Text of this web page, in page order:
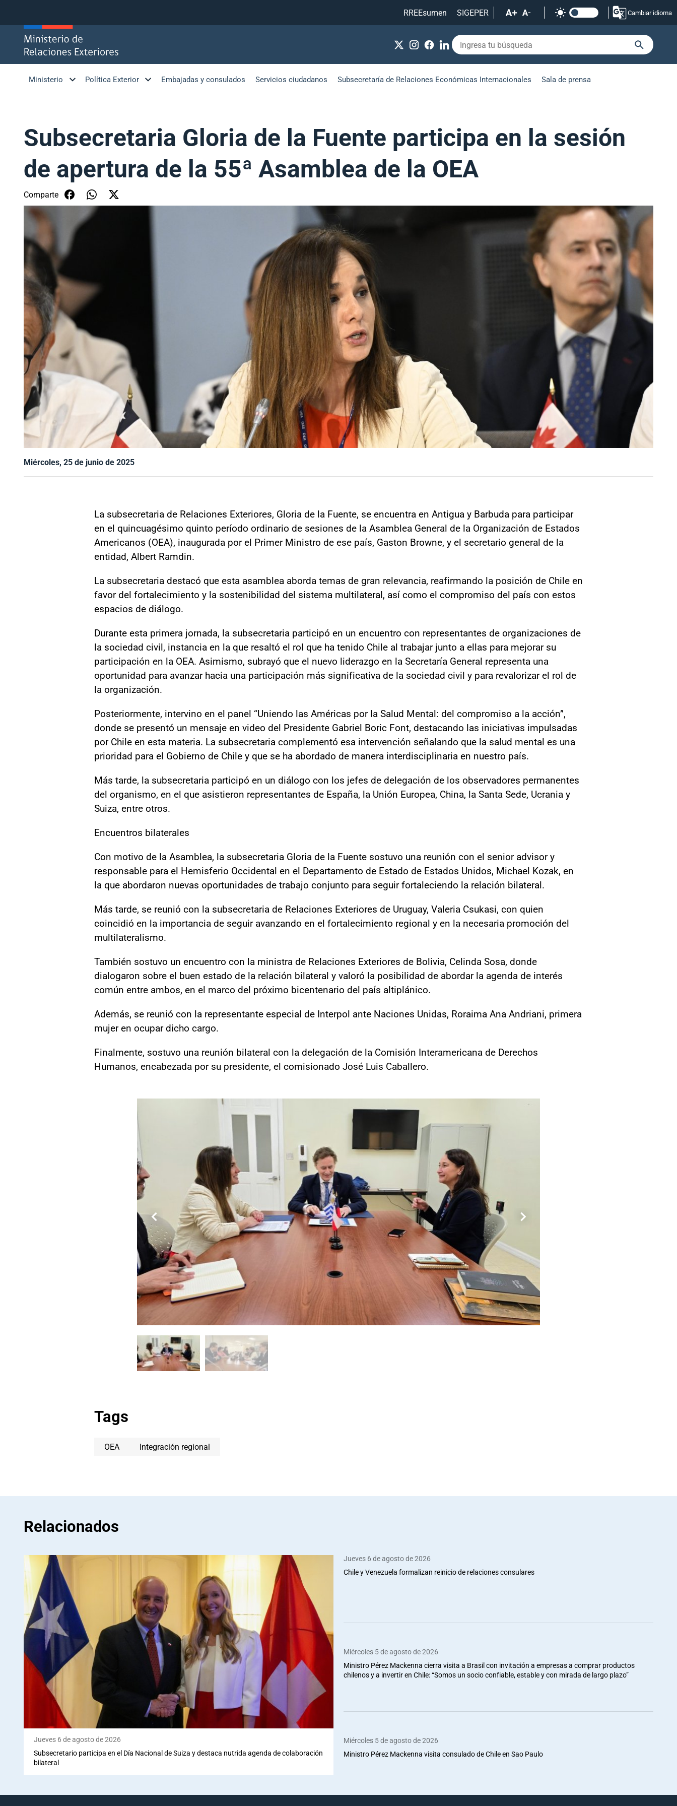
RREEsumen
SIGEPER Cambiar idioma
Ministerio Política Exterior Embajadas y consulados Servicios ciudadanos Subsecretaría de Relaciones Económicas Internacionales Sala de prensa
Subsecretaria Gloria de la Fuente participa en la sesión
de apertura de la 55ª Asamblea de la OEA
Comparte
Miércoles, 25 de junio de 2025
La subsecretaria de Relaciones Exteriores, Gloria de la Fuente, se encuentra en Antigua y Barbuda para participar
en el quincuagésimo quinto período ordinario de sesiones de la Asamblea General de la Organización de Estados
Americanos (OEA), inaugurada por el Primer Ministro de ese país, Gaston Browne, y el secretario general de la
entidad, Albert Ramdin.
La subsecretaria destacó que esta asamblea aborda temas de gran relevancia, reafirmando la posición de Chile en
favor del fortalecimiento y la sostenibilidad del sistema multilateral, así como el compromiso del país con estos
espacios de diálogo.
Durante esta primera jornada, la subsecretaria participó en un encuentro con representantes de organizaciones de
la sociedad civil, instancia en la que resaltó el rol que ha tenido Chile al trabajar junto a ellas para mejorar su
participación en la OEA. Asimismo, subrayó que el nuevo liderazgo en la Secretaría General representa una
oportunidad para avanzar hacia una participación más significativa de la sociedad civil y para revalorizar el rol de
la organización.
Posteriormente, intervino en el panel “Uniendo las Américas por la Salud Mental: del compromiso a la acción”,
donde se presentó un mensaje en video del Presidente Gabriel Boric Font, destacando las iniciativas impulsadas
por Chile en esta materia. La subsecretaria complementó esa intervención señalando que la salud mental es una
prioridad para el Gobierno de Chile y que se ha abordado de manera interdisciplinaria en nuestro país.
Más tarde, la subsecretaria participó en un diálogo con los jefes de delegación de los observadores permanentes
del organismo, en el que asistieron representantes de España, la Unión Europea, China, la Santa Sede, Ucrania y
Suiza, entre otros.
Encuentros bilaterales
Con motivo de la Asamblea, la subsecretaria Gloria de la Fuente sostuvo una reunión con el senior advisor y
responsable para el Hemisferio Occidental en el Departamento de Estado de Estados Unidos, Michael Kozak, en
la que abordaron nuevas oportunidades de trabajo conjunto para seguir fortaleciendo la relación bilateral.
Más tarde, se reunió con la subsecretaria de Relaciones Exteriores de Uruguay, Valeria Csukasi, con quien
coincidió en la importancia de seguir avanzando en el fortalecimiento regional y en la necesaria promoción del
multilateralismo.
También sostuvo un encuentro con la ministra de Relaciones Exteriores de Bolivia, Celinda Sosa, donde
dialogaron sobre el buen estado de la relación bilateral y valoró la posibilidad de abordar la agenda de interés
común entre ambos, en el marco del próximo bicentenario del país altiplánico.
Además, se reunió con la representante especial de Interpol ante Naciones Unidas, Roraima Ana Andriani, primera
mujer en ocupar dicho cargo.
Finalmente, sostuvo una reunión bilateral con la delegación de la Comisión Interamericana de Derechos
Humanos, encabezada por su presidente, el comisionado José Luis Caballero.
Tags
OEA Integración regional
Relacionados
Jueves 6 de agosto de 2026
Subsecretario participa en el Día Nacional de Suiza y destaca nutrida agenda de colaboración
bilateral
Jueves 6 de agosto de 2026
Chile y Venezuela formalizan reinicio de relaciones consulares
Miércoles 5 de agosto de 2026
Ministro Pérez Mackenna cierra visita a Brasil con invitación a empresas a comprar productos
chilenos y a invertir en Chile: “Somos un socio confiable, estable y con mirada de largo plazo”
Miércoles 5 de agosto de 2026
Ministro Pérez Mackenna visita consulado de Chile en Sao Paulo